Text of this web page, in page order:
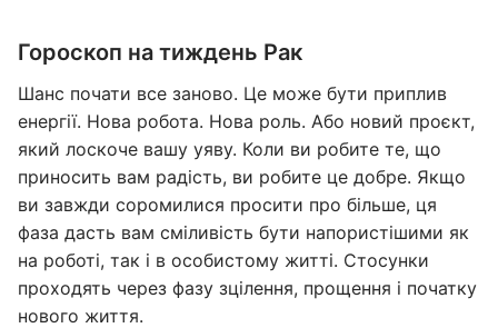
Гороскоп на тиждень Рак
Шанс почати все заново. Це може бути приплив
енергії. Нова робота. Нова роль. Або новий проєкт,
який лоскоче вашу уяву. Коли ви робите те, що
приносить вам радість, ви робите це добре. Якщо
ви завжди соромилися просити про більше, ця
фаза дасть вам сміливість бути напористішими як
на роботі, так і в особистому житті. Стосунки
проходять через фазу зцілення, прощення і початку
нового життя.